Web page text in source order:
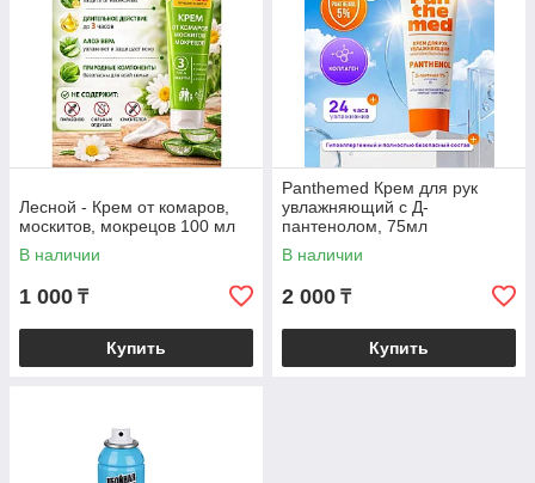
Лесной - Крем от комаров,
москитов, мокрецов 100 мл
В наличии
1 000 ₸
Купить
Panthemed Крем для рук
увлажняющий с Д-
пантенолом, 75мл
В наличии
2 000 ₸
Купить